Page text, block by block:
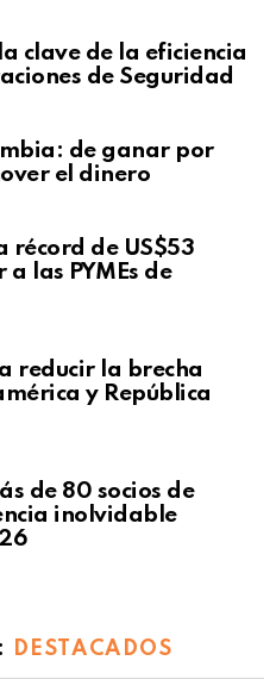
clave de la eficiencia
de Seguridad
de ganar por
el dinero
For Work
this post
récord de US$53
las PYMEs de
reducir la brecha
y República
de 80 socios de
inolvidable
DESTACADOS